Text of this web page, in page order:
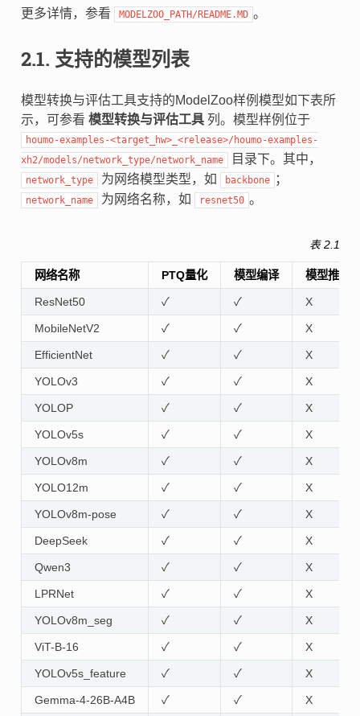
更多详情，参看 MODELZOO_PATH/README.MD 。
2.1. 支持的模型列表
模型转换与评估工具支持的ModelZoo样例模型如下表所
示，可参看 模型转换与评估工具列。模型样例位于
houmo-examples-<target_hw>_<release>/houmo-examples-
xh2/models/network_type/network_name
目录下。其中，
network_type 为网络模型类型，如 backbone ；
network_name 为网络名称，如 resnet50 。
表 2.1
网络名称 PTQ量化 模型编译 模型推理
ResNet50 ✓ ✓ X
MobileNetV2 ✓ ✓ X
EfficientNet ✓ ✓ X
YOLOv3 ✓ ✓ X
YOLOP ✓ ✓ X
YOLOv5s ✓ ✓ X
YOLOv8m ✓ ✓ X
YOLO12m ✓ ✓ X
YOLOv8m-pose ✓ ✓ X
DeepSeek ✓ ✓ X
Qwen3 ✓ ✓ X
LPRNet ✓ ✓ X
YOLOv8m_seg ✓ ✓ X
ViT-B-16 ✓ ✓ X
YOLOv5s_feature ✓ ✓ X
Gemma-4-26B-A4B ✓ ✓ X